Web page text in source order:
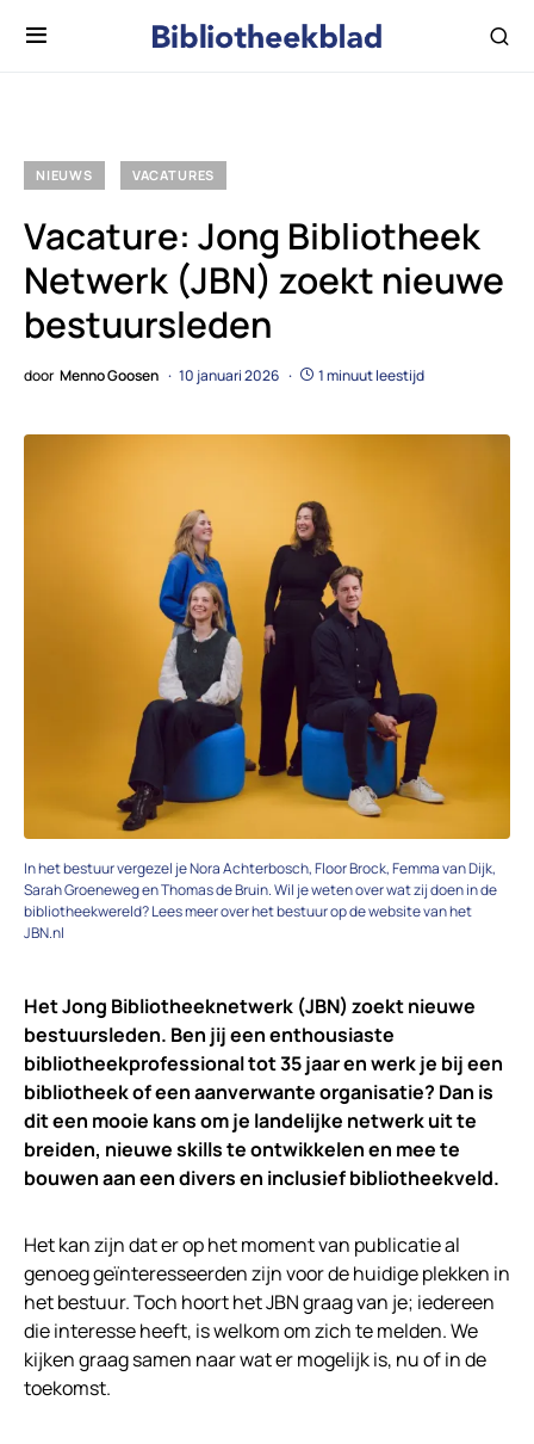
NIEUWS VACATURES
Vacature: Jong Bibliotheek
Netwerk (JBN) zoekt nieuwe
bestuursleden
door Menno Goosen 10 januari 2026 1 minuut leestijd
In het bestuur vergezel je Nora Achterbosch, Floor Brock, Femma van Dijk,
Sarah Groeneweg en Thomas de Bruin. Wil je weten over wat zij doen in de
bibliotheekwereld? Lees meer over het bestuur op de website van het
JBN.nl
Het Jong Bibliotheeknetwerk (JBN) zoekt nieuwe
bestuursleden. Ben jij een enthousiaste
bibliotheekprofessional tot 35 jaar en werk je bij een
bibliotheek of een aanverwante organisatie? Dan is
dit een mooie kans om je landelijke netwerk uit te
breiden, nieuwe skills te ontwikkelen en mee te
bouwen aan een divers en inclusief bibliotheekveld.
Het kan zijn dat er op het moment van publicatie al
genoeg geïnteresseerden zijn voor de huidige plekken in
het bestuur. Toch hoort het JBN graag van je; iedereen
die interesse heeft, is welkom om zich te melden. We
kijken graag samen naar wat er mogelijk is, nu of in de
toekomst.